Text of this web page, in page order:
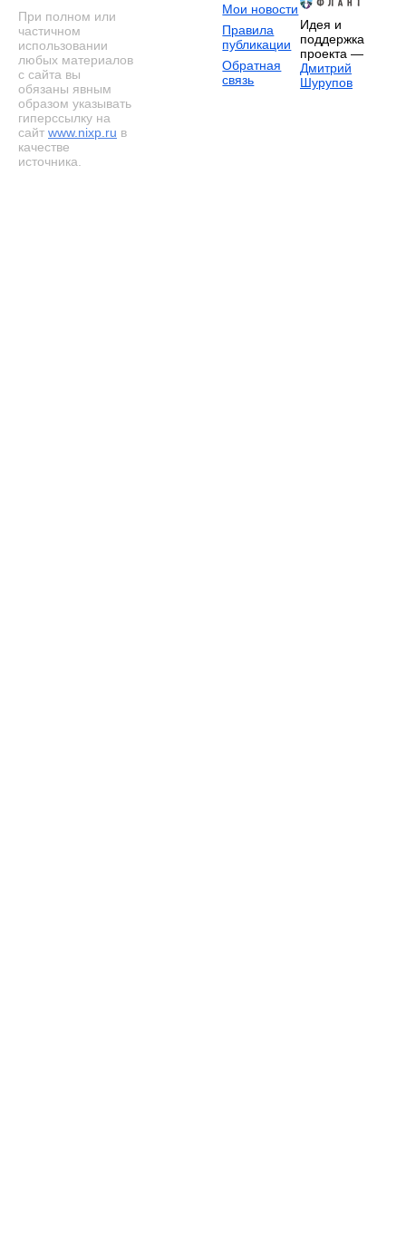
При полном или
частичном
использовании
любых материалов
с сайта вы
обязаны явным
образом указывать
гиперссылку на
сайт www.nixp.ru в
качестве
источника.
Мои новости
Правила
публикации
Обратная
связь
Идея и
поддержка
проекта —
Дмитрий
Шурупов